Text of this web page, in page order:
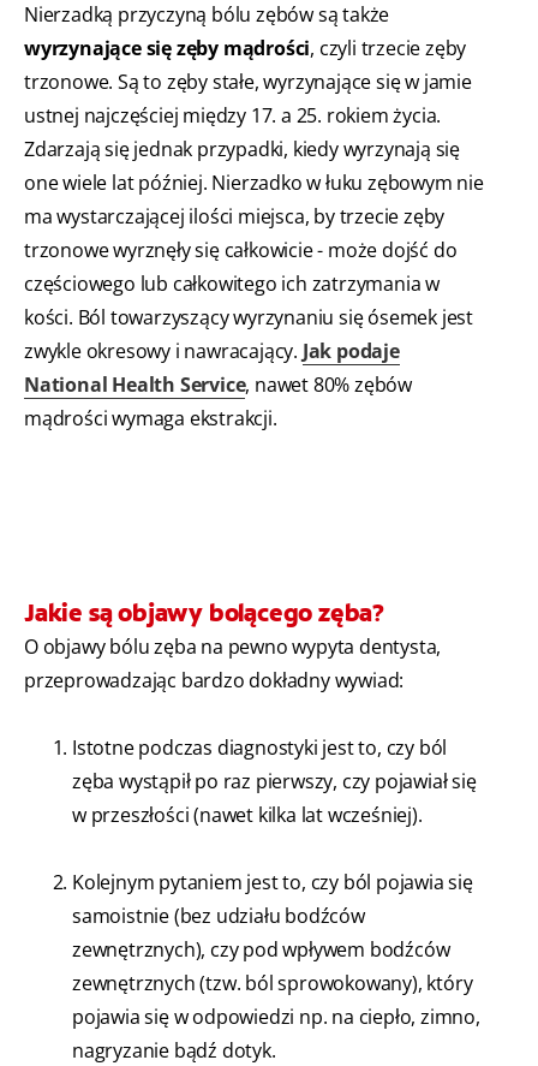
Nierzadką przyczyną bólu zębów są także
wyrzynające się zęby mądrości, czyli trzecie zęby
trzonowe. Są to zęby stałe, wyrzynające się w jamie
ustnej najczęściej między 17. a 25. rokiem życia.
Zdarzają się jednak przypadki, kiedy wyrzynają się
one wiele lat później. Nierzadko w łuku zębowym nie
ma wystarczającej ilości miejsca, by trzecie zęby
trzonowe wyrznęły się całkowicie - może dojść do
częściowego lub całkowitego ich zatrzymania w
kości. Ból towarzyszący wyrzynaniu się ósemek jest
zwykle okresowy i nawracający. Jak podaje
National Health Service, nawet 80% zębów
mądrości wymaga ekstrakcji.
Jakie są objawy bolącego zęba?
O objawy bólu zęba na pewno wypyta dentysta,
przeprowadzając bardzo dokładny wywiad:
Istotne podczas diagnostyki jest to, czy ból
zęba wystąpił po raz pierwszy, czy pojawiał się
w przeszłości (nawet kilka lat wcześniej).
Kolejnym pytaniem jest to, czy ból pojawia się
samoistnie (bez udziału bodźców
zewnętrznych), czy pod wpływem bodźców
zewnętrznych (tzw. ból sprowokowany), który
pojawia się w odpowiedzi np. na ciepło, zimno,
nagryzanie bądź dotyk.